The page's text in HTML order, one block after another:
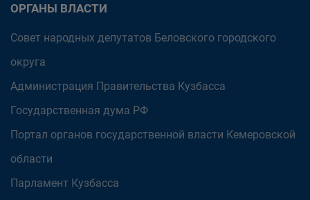
ОРГАНЫ ВЛАСТИ
Совет народных депутатов Беловского городского
округа
Администрация Правительства Кузбасса
Государственная дума РФ
Портал органов государственной власти Кемеровской
области
Парламент Кузбасса